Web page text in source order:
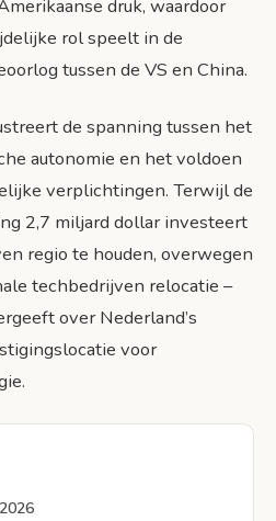
druk, waardoor
rol speelt in de
tussen de VS en China.
de spanning tussen het
autonomie en het voldoen
verplichtingen. Terwijl de
2,7 miljard dollar investeert
regio te houden, overwegen
techbedrijven relocatie –
over Nederland’s
voor